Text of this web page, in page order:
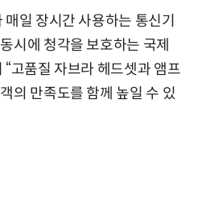
일 장시간 사용하는 통신기
시에 청각을 보호하는 국제
고품질 자브라 헤드셋과 앰프
의 만족도를 함께 높일 수 있